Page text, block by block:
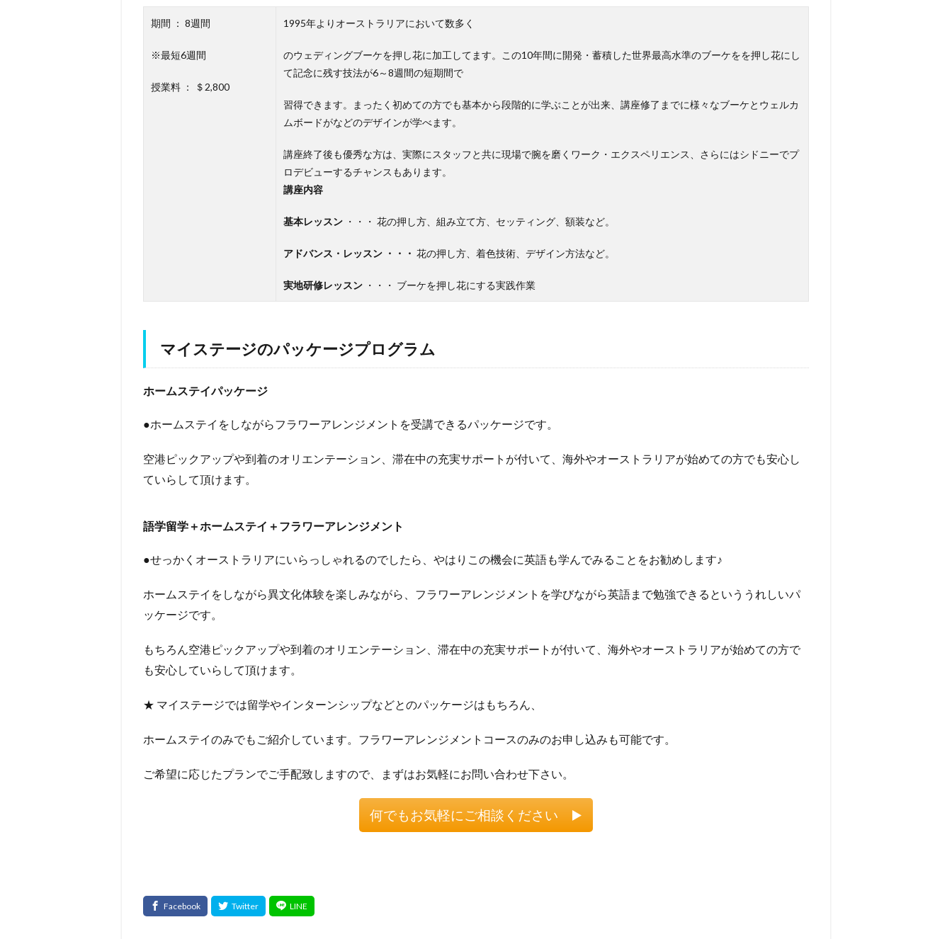
期間 ： 8週間
※最短6週間
授業料 ： ＄2,800
1995年よりオーストラリアにおいて数多く
のウェディングブーケを押し花に加工してます。この10年間に開発・蓄積した世界最高水準のブーケをを押し花にし
て記念に残す技法が6～8週間の短期間で
習得できます。まったく初めての方でも基本から段階的に学ぶことが出来、講座修了までに様々なブーケとウェルカ
ムボードがなどのデザインが学べます。
講座終了後も優秀な方は、実際にスタッフと共に現場で腕を磨くワーク・エクスペリエンス、さらにはシドニーでプ
ロデビューするチャンスもあります。
講座内容
基本レッスン ・・・ 花の押し方、組み立て方、セッティング、額装など。
アドバンス・レッスン ・・・ 花の押し方、着色技術、デザイン方法など。
実地研修レッスン ・・・ ブーケを押し花にする実践作業
マイステージのパッケージプログラム
ホームステイパッケージ
●ホームステイをしながらフラワーアレンジメントを受講できるパッケージです。
空港ピックアップや到着のオリエンテーション、滞在中の充実サポートが付いて、海外やオーストラリアが始めての方でも安心し
ていらして頂けます。
語学留学＋ホームステイ＋フラワーアレンジメント
●せっかくオーストラリアにいらっしゃれるのでしたら、やはりこの機会に英語も学んでみることをお勧めします♪
ホームステイをしながら異文化体験を楽しみながら、フラワーアレンジメントを学びながら英語まで勉強できるといううれしいパ
ッケージです。
もちろん空港ピックアップや到着のオリエンテーション、滞在中の充実サポートが付いて、海外やオーストラリアが始めての方で
も安心していらして頂けます。
★ マイステージでは留学やインターンシップなどとのパッケージはもちろん、
ホームステイのみでもご紹介しています。フラワーアレンジメントコースのみのお申し込みも可能です。
ご希望に応じたプランでご手配致しますので、まずはお気軽にお問い合わせ下さい。
何でもお気軽にご相談ください ▶️